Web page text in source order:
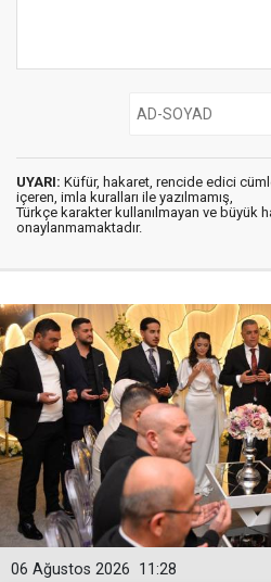
UYARI: Küfür, hakaret, rencide edici
içeren, imla kuralları ile yazılmamış,
Türkçe karakter kullanılmayan ve büyük
onaylanmamaktadır.
11:28
06 Ağustos 2026